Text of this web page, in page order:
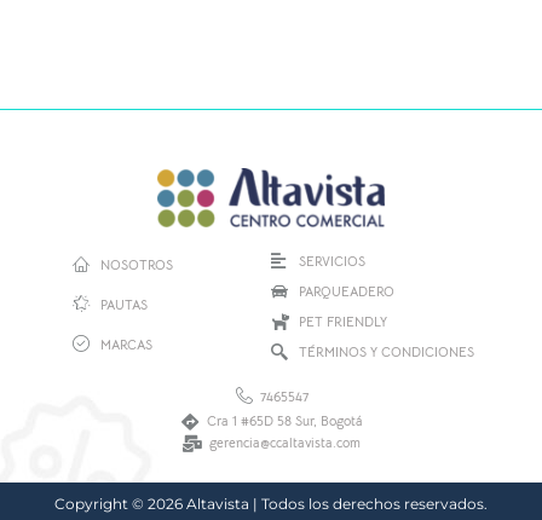
NOSOTROS
PAUTAS
MARCAS
SERVICIOS
PARQUEADERO
PET FRIENDLY
TÉRMINOS Y CONDICIONES
7465547
Cra 1 #65D 58 Sur, Bogotá
gerencia@ccaltavista.com
Copyright © 2026 Altavista | Todos los derechos reservados.